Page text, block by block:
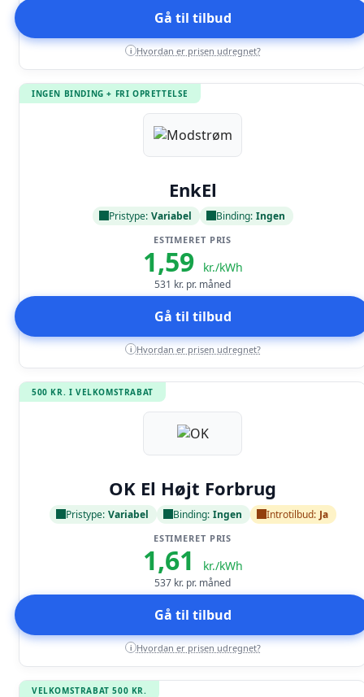
Gå til tilbud
i Hvordan er prisen udregnet?
INGEN BINDING + FRI OPRETTELSE
EnkEl
Pristype: Variabel Binding: Ingen
ESTIMERET PRIS
1,59 kr./kWh
531 kr. pr. måned
Gå til tilbud
i Hvordan er prisen udregnet?
500 KR. I VELKOMSTRABAT
OK El Højt Forbrug
Pristype: Variabel Binding: Ingen Introtilbud: Ja
ESTIMERET PRIS
1,61 kr./kWh
537 kr. pr. måned
Gå til tilbud
i Hvordan er prisen udregnet?
VELKOMSTRABAT 500 KR.